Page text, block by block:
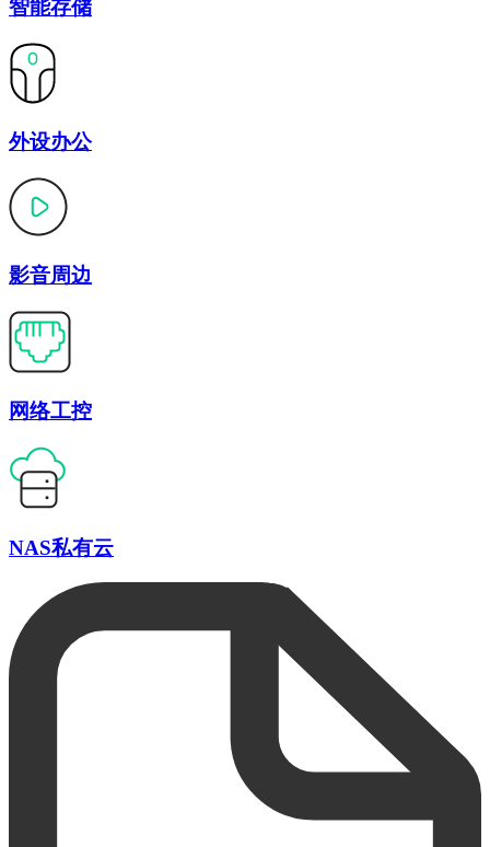
智能存储
外设办公
影音周边
网络工控
NAS私有云